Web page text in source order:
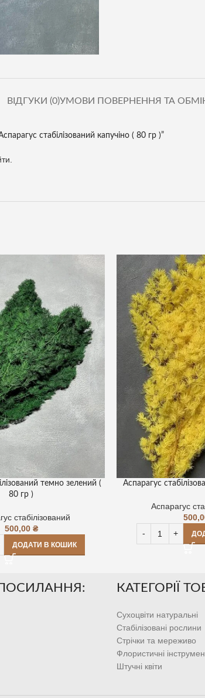
ВІДГУКИ (0)УМОВИ ПОВЕРНЕННЯ ТА
стабілізований капучіно ( 80 гр )”
темно зелений (
80 гр )
стабілізований
500,00 ₴
ДОДАТИ В КОШИК
Аспарагус
Аспарагус
КАТЕГОРІЇ
Сухоцвіти натуральні
Стабілізовані рослини
Стрічки та мереживо
Флористичні
Штучні квіти